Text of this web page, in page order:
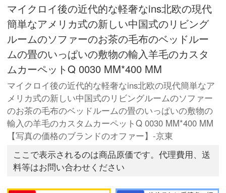
マイクロイ後の近代的な軽奢なins北欧の現代
簡単なアメリカ式の新しい中国式のリビング
ルームのソファーのお茶の毛布のベッドルー
ムの畳のいっぱいの敷物の輸入羊毛のカスタ
ムカーペットQ 0030 MM*400 MM
マイクロイ後の近代的な軽奢なins北欧の現代簡単なア
メリカ式の新しい中国式のリビングルームのソファー
のお茶の毛布のベッドルームの畳のいっぱいの敷物の
輸入の羊毛のカスタムカーペットQ 0030 MM*400 MM
【写真の価格のブランドのオファー】-京東
ここで表示されるのは商品原価です。代理費用、送
料等はお問い合わせください